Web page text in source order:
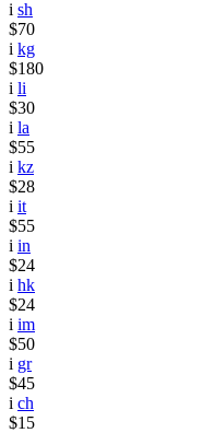
i sh
$70
i kg
$180
i li
$30
i la
$55
i kz
$28
i it
$55
i in
$24
i hk
$24
i im
$50
i gr
$45
i ch
$15